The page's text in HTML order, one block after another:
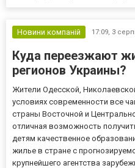
Новини компаній 17:09, 3
Куда переезжают
регионов Украины?
Жители Одесской,
условиях современности все
страны Восточной и
отличная возможность
детям качественное
жилье в стране с
крупнейшего агентства